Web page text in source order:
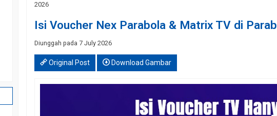
2026
Isi Voucher Nex Parabola & Matrix TV di
Diunggah pada 7 July 2026
Original Post Download Gambar